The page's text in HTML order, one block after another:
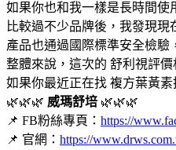
如果你也和我一樣是長時間使
比較過不少品牌後，我發現
產品也通過國際標準安全檢驗
整體來說，這次的 舒利視評
如果你最近正在找 複方葉黃
🌿🌿🌿 威瑪舒培 🌿🌿🌿
📌 FB粉絲專頁： https://
📌 官網： https://